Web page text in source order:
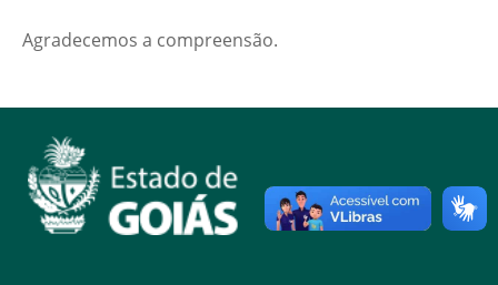
Agradecemos a compreensão.